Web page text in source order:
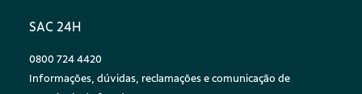
SAC 24H
0800 724 4420
Informações, dúvidas, reclamações e comunicação de